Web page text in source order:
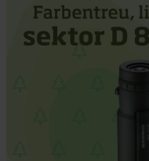
Further information on
rights can be found in